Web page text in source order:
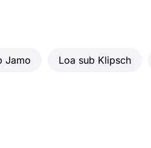
Jamo Loa sub Klipsch